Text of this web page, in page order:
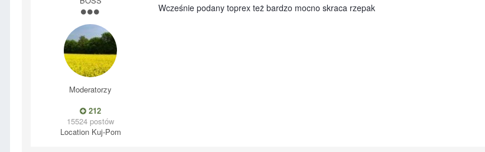
Moderatorzy
212
15524 postów
LocationKuj-Pom
Wcześnie podany toprex też bardzo mocno skraca rzepak